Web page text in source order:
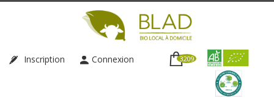
Inscription Connexion 3209